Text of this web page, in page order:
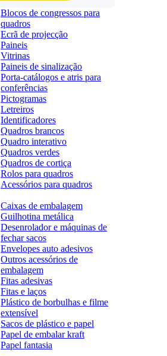
Blocos de congressos para
quadros
Ecrã de projecção
Paineis
Vitrinas
Paineis de sinalização
Porta-catálogos e atris para
conferências
Pictogramas
Letreiros
Identificadores
Quadros brancos
Quadro interativo
Quadros verdes
Quadros de cortiça
Rolos para quadros
Acessórios para quadros
Caixas de embalagem
Guilhotina metálica
Desenrolador e máquinas de
fechar sacos
Envelopes auto adesivos
Outros acessórios de
embalagem
Fitas adesivas
Fitas e laços
Plástico de borbulhas e filme
extensível
Sacos de plástico e papel
Papel de embalar kraft
Papel fantasia